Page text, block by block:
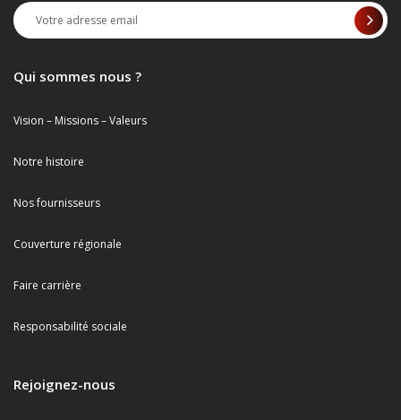
Qui sommes nous ?
Vision – Missions – Valeurs
Notre histoire
Nos fournisseurs
Couverture régionale
Faire carrière
Responsabilité sociale
Rejoignez-nous